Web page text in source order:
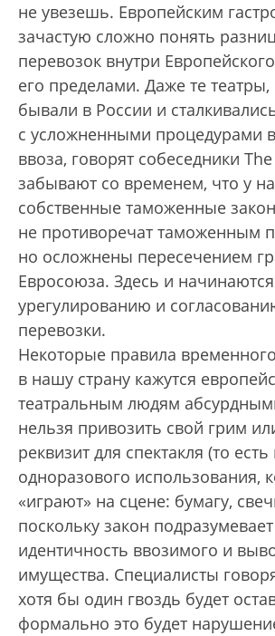
не увезешь. Европейским
зачастую сложно понять
перевозок внутри
его пределами. Даже те
бывали в России и
с усложненными процедурами
ввоза, говорят собеседники
забывают со временем, что у
собственные таможенные
не противоречат таможенным
но осложнены пересечением
Евросоюза. Здесь и
урегулированию и
перевозки.
Некоторые правила
в нашу страну кажутся
театральным людям
нельзя привозить свой грим
реквизит для спектакля (то
одноразового использования,
«играют» на сцене: бумагу,
поскольку закон подразумевает
идентичность ввозимого и
имущества. Специалисты
хотя бы один гвоздь будет
формально это будет